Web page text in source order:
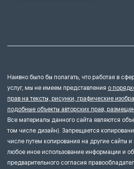
Наивно было бы полагать, что работая в
услуг, мы не имеем представления о
прав на тексты, рисунки, графические
подобные объекты авторских прав,
Все материалы данного сайта являются
том числе дизайн). Запрещается
числе путем копирования на другие сайты
любое иное использование информации и
предварительного согласия